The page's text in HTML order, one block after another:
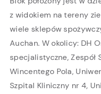
z widokiem na tereny
wiele sklepów
Auchan. W okolicy: DH
specjalistyczne, Zespół
Wincentego Pola,
Szpital Kliniczny nr 4,